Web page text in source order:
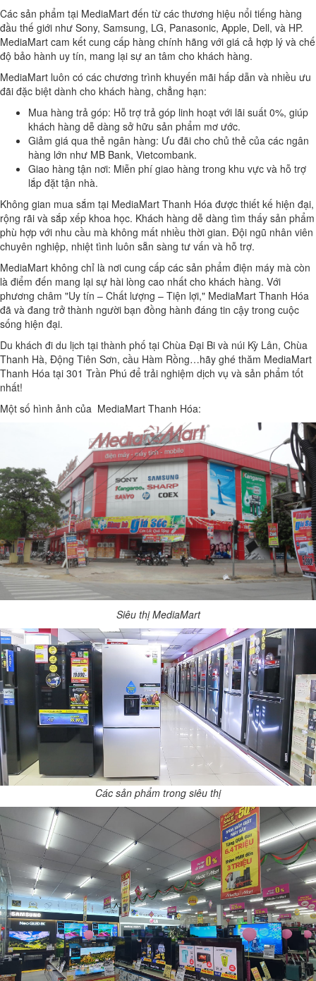
Các sản phẩm tại MediaMart đến từ các thương hiệu nổi tiếng hàng
đầu thế giới như Sony, Samsung, LG, Panasonic, Apple, Dell, và HP.
MediaMart cam kết cung cấp hàng chính hãng với giá cả hợp lý và chế
độ bảo hành uy tín, mang lại sự an tâm cho khách hàng.
MediaMart luôn có các chương trình khuyến mãi hấp dẫn và nhiều ưu
đãi đặc biệt dành cho khách hàng, chẳng hạn:
Mua hàng trả góp: Hỗ trợ trả góp linh hoạt với lãi suất 0%, giúp
khách hàng dễ dàng sở hữu sản phẩm mơ ước.
Giảm giá qua thẻ ngân hàng: Ưu đãi cho chủ thẻ của các ngân
hàng lớn như MB Bank, Vietcombank.
Giao hàng tận nơi: Miễn phí giao hàng trong khu vực và hỗ trợ
lắp đặt tận nhà.
Không gian mua sắm tại MediaMart Thanh Hóa được thiết kế hiện đại,
rộng rãi và sắp xếp khoa học. Khách hàng dễ dàng tìm thấy sản phẩm
phù hợp với nhu cầu mà không mất nhiều thời gian. Đội ngũ nhân viên
chuyên nghiệp, nhiệt tình luôn sẵn sàng tư vấn và hỗ trợ.
MediaMart không chỉ là nơi cung cấp các sản phẩm điện máy mà còn
là điểm đến mang lại sự hài lòng cao nhất cho khách hàng. Với
phương châm "Uy tín – Chất lượng – Tiện lợi," MediaMart Thanh Hóa
đã và đang trở thành người bạn đồng hành đáng tin cậy trong cuộc
sống hiện đại.
Du khách đi du lịch tại thành phố tại Chùa Đại Bi và núi Kỳ Lân, Chùa
Thanh Hà, Động Tiên Sơn, cầu Hàm Rồng…hãy ghé thăm MediaMart
Thanh Hóa tại 301 Trần Phú để trải nghiệm dịch vụ và sản phẩm tốt
nhất!
Một số hình ảnh của MediaMart Thanh Hóa:
Siêu thị MediaMart
Các sản phẩm trong siêu thị